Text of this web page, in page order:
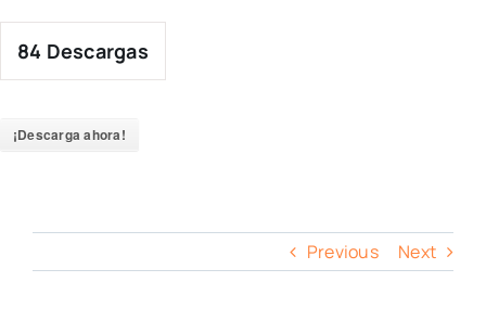
content
84 Descargas
¡Descarga ahora!
Previous Next